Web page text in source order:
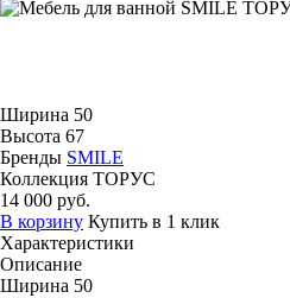
Ширина 50
Высота 67
Бренды SMILE
Коллекция ТОРУС
14 000 руб.
В корзину Купить в 1 клик
Характеристики
Описание
Ширина 50